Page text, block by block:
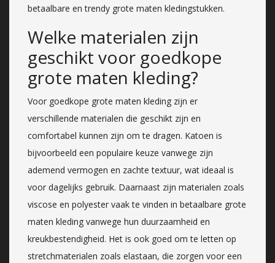
betaalbare en trendy grote maten kledingstukken.
Welke materialen zijn
geschikt voor goedkope
grote maten kleding?
Voor goedkope grote maten kleding zijn er
verschillende materialen die geschikt zijn en
comfortabel kunnen zijn om te dragen. Katoen is
bijvoorbeeld een populaire keuze vanwege zijn
ademend vermogen en zachte textuur, wat ideaal is
voor dagelijks gebruik. Daarnaast zijn materialen zoals
viscose en polyester vaak te vinden in betaalbare grote
maten kleding vanwege hun duurzaamheid en
kreukbestendigheid. Het is ook goed om te letten op
stretchmaterialen zoals elastaan, die zorgen voor een